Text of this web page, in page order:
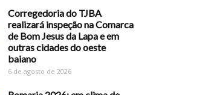
Corregedoria do TJBA
realizará inspeção na Comarca
de Bom Jesus da Lapa e em
outras cidades do oeste
baiano
6 de agosto de 2026